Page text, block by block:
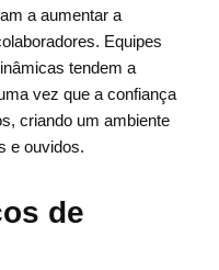
a aumentar a
Equipes
tendem a
vez que a confiança
criando um ambiente
e ouvidos.
de